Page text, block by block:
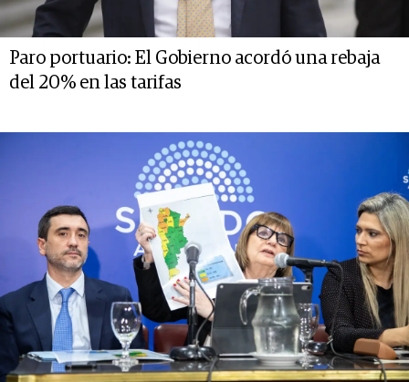
Paro portuario: El Gobierno acordó una rebaja
del 20% en las tarifas